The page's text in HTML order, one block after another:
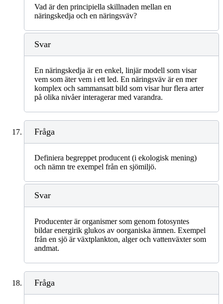
Vad är den principiella skillnaden mellan en
näringskedja och en näringsväv?
Svar
En näringskedja är en enkel, linjär modell som visar
vem som äter vem i ett led. En näringsväv är en mer
komplex och sammansatt bild som visar hur flera arter
på olika nivåer interagerar med varandra.
Fråga
Definiera begreppet producent (i ekologisk mening)
och nämn tre exempel från en sjömiljö.
Svar
Producenter är organismer som genom fotosyntes
bildar energirik glukos av oorganiska ämnen. Exempel
från en sjö är växtplankton, alger och vattenväxter som
andmat.
Fråga